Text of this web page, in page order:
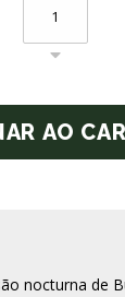
nocturna de